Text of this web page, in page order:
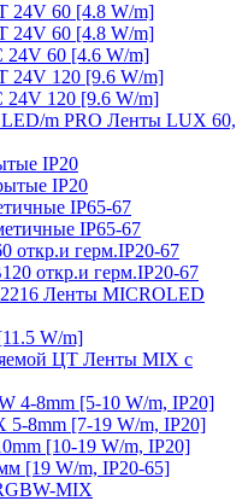
24V 60 [4.8 W/m]
24V 60 [4.8 W/m]
24V 60 [4.6 W/m]
24V 120 [9.6 W/m]
24V 120 [9.6 W/m]
Ленты LUX 60,
IP20
IP20
IP65-67
IP65-67
откр.и герм.IP20-67
откр.и герм.IP20-67
Ленты MICROLED
W/m]
Ленты MIX с
4-8mm [5-10 W/m, IP20]
8mm [7-19 W/m, IP20]
[10-19 W/m, IP20]
[19 W/m, IP20-65]
MIX